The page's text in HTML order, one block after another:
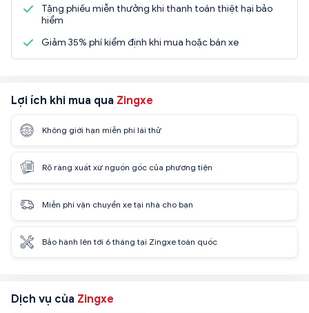
Tặng phiếu miễn thưởng khi thanh toán thiệt hại bảo
hiểm
Giảm 35% phí kiểm định khi mua hoặc bán xe
Lợi ích khi mua qua Zingxe
Không giới hạn miễn phí lái thử
Rõ ràng xuất xứ nguồn gốc của phương tiện
Miễn phí vận chuyển xe tại nhà cho bạn
Bảo hành lên tới 6 tháng tại Zingxe toàn quốc
Dịch vụ của Zingxe